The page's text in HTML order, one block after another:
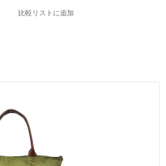
比較リストに追加